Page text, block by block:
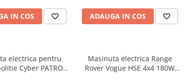
IN COS ADAUGA IN COS
electrica pentru
Cyber PATROL,
Masinuta electrica Range
Rover Vogue HSE 4x4 180W